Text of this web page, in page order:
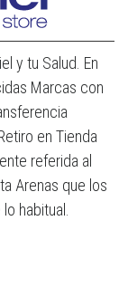
y tu Salud. En
Marcas con
en Tienda
referida al
Arenas que los
habitual.